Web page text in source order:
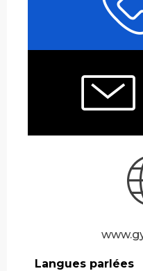
Langues parlées
Langues parlées